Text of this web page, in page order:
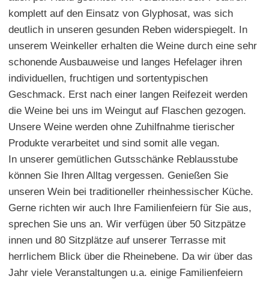
komplett auf den Einsatz von Glyphosat, was sich
deutlich in unseren gesunden Reben widerspiegelt. In
unserem Weinkeller erhalten die Weine durch eine sehr
schonende Ausbauweise und langes Hefelager ihren
individuellen, fruchtigen und sortentypischen
Geschmack. Erst nach einer langen Reifezeit werden
die Weine bei uns im Weingut auf Flaschen gezogen.
Unsere Weine werden ohne Zuhilfnahme tierischer
Produkte verarbeitet und sind somit alle vegan.
In unserer gemütlichen Gutsschänke Reblausstube
können Sie Ihren Alltag vergessen. Genießen Sie
unseren Wein bei traditioneller rheinhessischer Küche.
Gerne richten wir auch Ihre Familienfeiern für Sie aus,
sprechen Sie uns an. Wir verfügen über 50 Sitzpätze
innen und 80 Sitzplätze auf unserer Terrasse mit
herrlichem Blick über die Rheinebene. Da wir über das
Jahr viele Veranstaltungen u.a. einige Familienfeiern